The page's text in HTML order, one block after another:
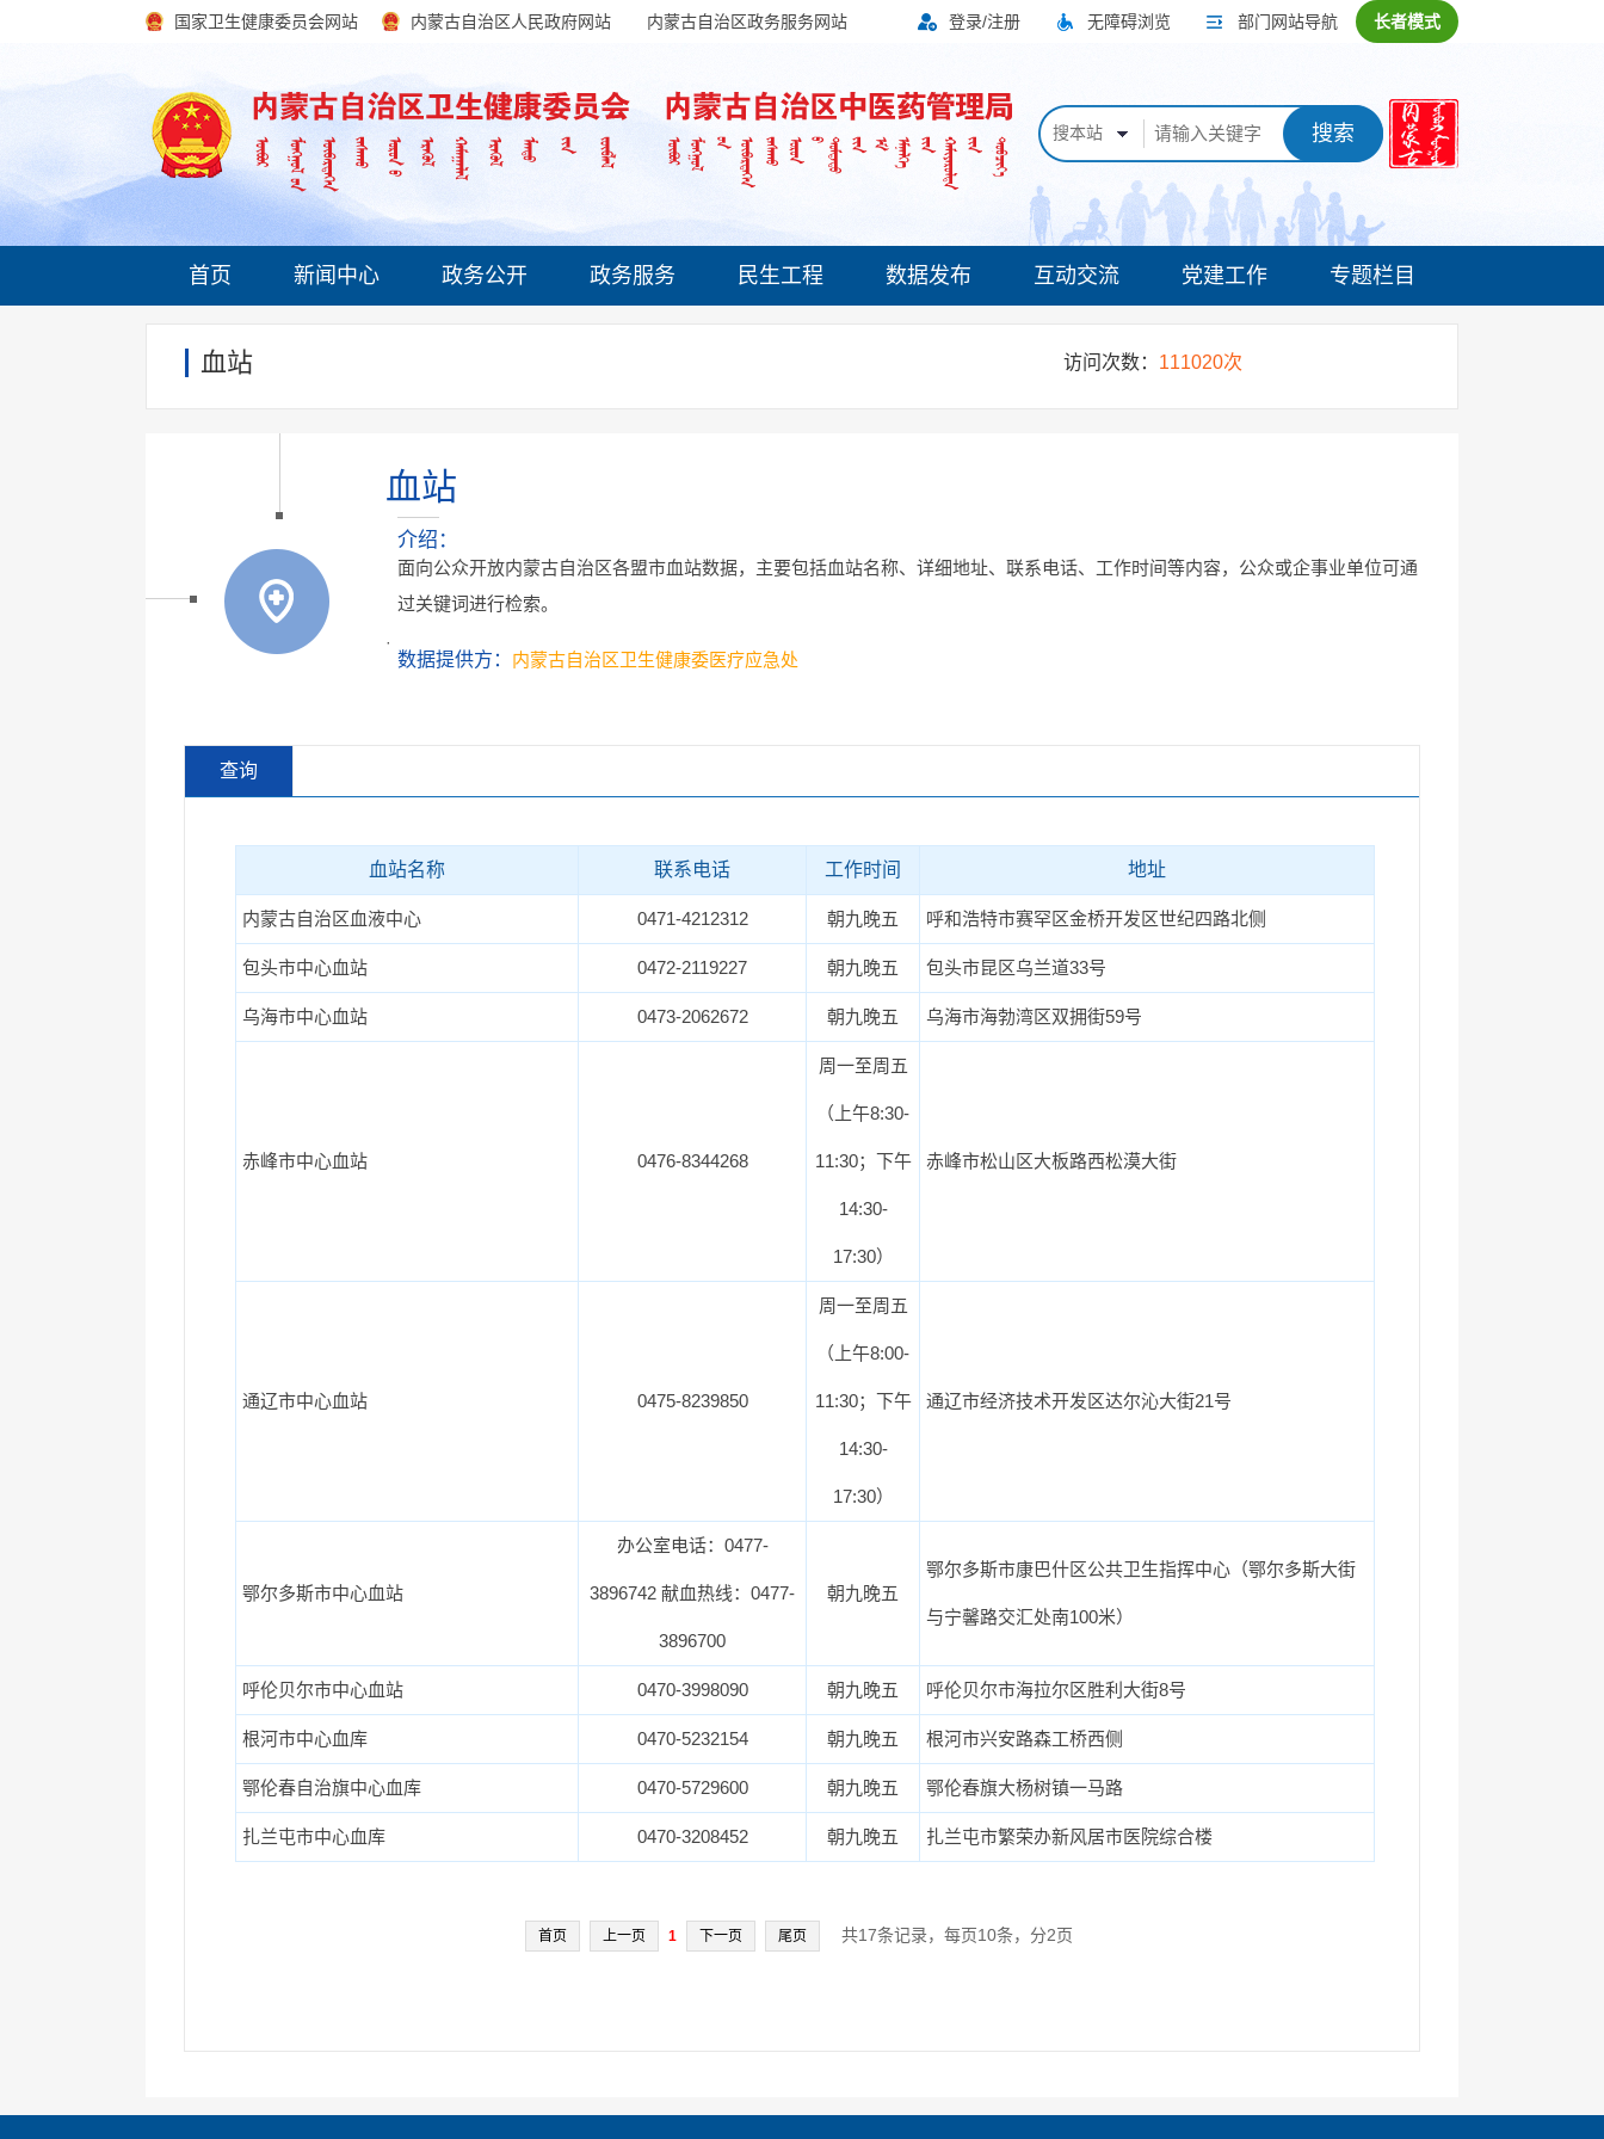
国家卫生健康委员会网站 内蒙古自治区人民政府网站 内蒙古自治区政务服务网站 长者模式
部门网站导航
无障碍浏览
登录/注册
搜本站 搜索
首页 新闻中心 政务公开 政务服务 民生工程 数据发布 互动交流 党建工作 专题栏目
血站 访问次数： 111020次
血站
介绍：
面向公众开放内蒙古自治区各盟市血站数据，主要包括血站名称、详细地址、联系电话、工作时间等内容，公众或企事业单位可通
过关键词进行检索。
·
数据提供方： 内蒙古自治区卫生健康委医疗应急处
查询
血站名称 联系电话 工作时间 地址
内蒙古自治区血液中心 0471-4212312 朝九晚五 呼和浩特市赛罕区金桥开发区世纪四路北侧
包头市中心血站 0472-2119227 朝九晚五 包头市昆区乌兰道33号
乌海市中心血站 0473-2062672 朝九晚五 乌海市海勃湾区双拥街59号
赤峰市中心血站 0476-8344268
周一至周五
（上午8:30-
11:30；下午
14:30-
17:30）
赤峰市松山区大板路西松漠大街
通辽市中心血站 0475-8239850
周一至周五
（上午8:00-
11:30；下午
14:30-
17:30）
通辽市经济技术开发区达尔沁大街21号
鄂尔多斯市中心血站
办公室电话：0477-
3896742 献血热线：0477-
3896700
朝九晚五
鄂尔多斯市康巴什区公共卫生指挥中心（鄂尔多斯大街
与宁馨路交汇处南100米）
呼伦贝尔市中心血站 0470-3998090 朝九晚五 呼伦贝尔市海拉尔区胜利大街8号
根河市中心血库 0470-5232154 朝九晚五 根河市兴安路森工桥西侧
鄂伦春自治旗中心血库 0470-5729600 朝九晚五 鄂伦春旗大杨树镇一马路
扎兰屯市中心血库 0470-3208452 朝九晚五 扎兰屯市繁荣办新风居市医院综合楼
首页 上一页 1 下一页 尾页 共17条记录，每页10条，分2页